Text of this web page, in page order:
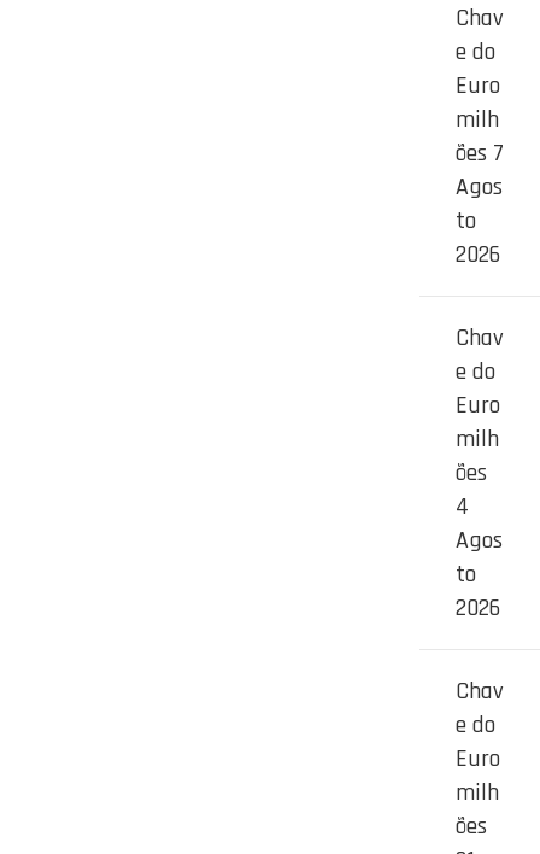
Chav
e do
Euro
milh
ões 7
Agos
to
2026
Chav
e do
Euro
milh
ões
4
Agos
to
2026
Chav
e do
Euro
milh
ões